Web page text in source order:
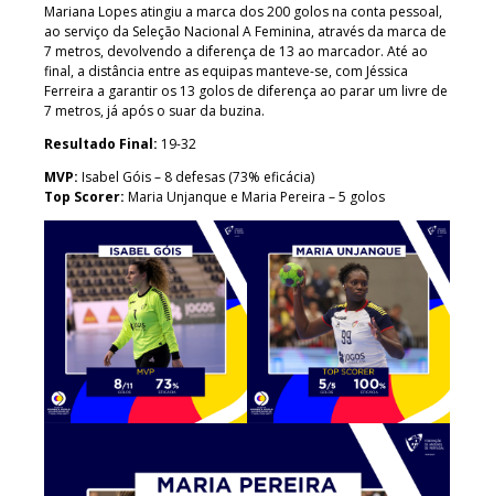
Mariana Lopes atingiu a marca dos 200 golos na conta pessoal,
ao serviço da Seleção Nacional A Feminina, através da marca de
7 metros, devolvendo a diferença de 13 ao marcador. Até ao
final, a distância entre as equipas manteve-se, com Jéssica
Ferreira a garantir os 13 golos de diferença ao parar um livre de
7 metros, já após o suar da buzina.
Resultado Final: 19-32
MVP: Isabel Góis – 8 defesas (73% eficácia)
Top Scorer: Maria Unjanque e Maria Pereira – 5 golos